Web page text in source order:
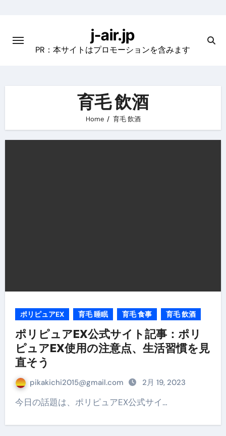
content
j-air.jp
PR：本サイトはプロモーションを含みます
育毛 飲酒
Home 育毛 飲酒
ポリピュアEX 育毛 睡眠 育毛 食事 育毛 飲酒
ポリピュアEX公式サイト記事：ポリ
ピュアEX使用の注意点、生活習慣を見
直そう
pikakichi2015@gmail.com 2月 19, 2023
今日の話題は、ポリピュアEX公式サイ…